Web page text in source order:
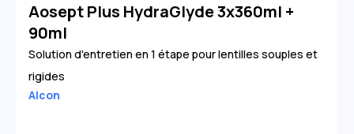
Aosept Plus HydraGlyde 3x360ml +
90ml
Solution d'entretien en 1 étape pour lentilles souples et
rigides
Alcon